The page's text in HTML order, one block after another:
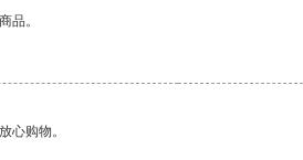
品。
心购物。